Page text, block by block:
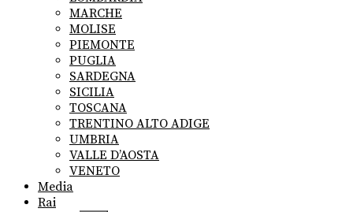
MARCHE
MOLISE
PIEMONTE
PUGLIA
SARDEGNA
SICILIA
TOSCANA
TRENTINO ALTO ADIGE
UMBRIA
VALLE D’AOSTA
VENETO
Media
Rai